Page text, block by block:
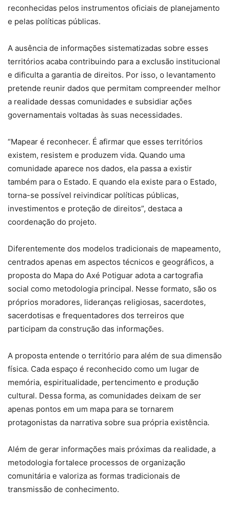
reconhecidas pelos instrumentos oficiais de planejamento
e pelas políticas públicas.
A ausência de informações sistematizadas sobre esses
territórios acaba contribuindo para a exclusão institucional
e dificulta a garantia de direitos. Por isso, o levantamento
pretende reunir dados que permitam compreender melhor
a realidade dessas comunidades e subsidiar ações
governamentais voltadas às suas necessidades.
“Mapear é reconhecer. É afirmar que esses territórios
existem, resistem e produzem vida. Quando uma
comunidade aparece nos dados, ela passa a existir
também para o Estado. E quando ela existe para o Estado,
torna-se possível reivindicar políticas públicas,
investimentos e proteção de direitos”, destaca a
coordenação do projeto.
Diferentemente dos modelos tradicionais de mapeamento,
centrados apenas em aspectos técnicos e geográficos, a
proposta do Mapa do Axé Potiguar adota a cartografia
social como metodologia principal. Nesse formato, são os
próprios moradores, lideranças religiosas, sacerdotes,
sacerdotisas e frequentadores dos terreiros que
participam da construção das informações.
A proposta entende o território para além de sua dimensão
física. Cada espaço é reconhecido como um lugar de
memória, espiritualidade, pertencimento e produção
cultural. Dessa forma, as comunidades deixam de ser
apenas pontos em um mapa para se tornarem
protagonistas da narrativa sobre sua própria existência.
Além de gerar informações mais próximas da realidade, a
metodologia fortalece processos de organização
comunitária e valoriza as formas tradicionais de
transmissão de conhecimento.